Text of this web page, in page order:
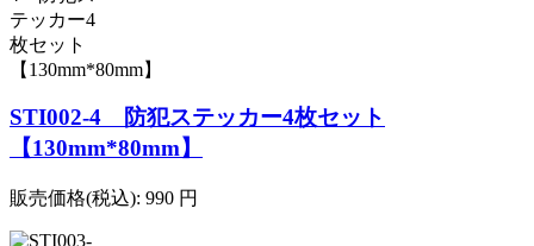
STI002-4 防犯ステッカー4枚セット
【130mm*80mm】
販売価格(税込): 990 円